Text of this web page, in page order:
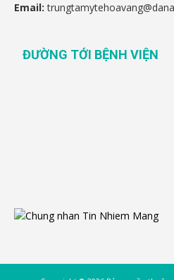
Email:
ĐƯỜNG TỚI BỆNH VIỆN